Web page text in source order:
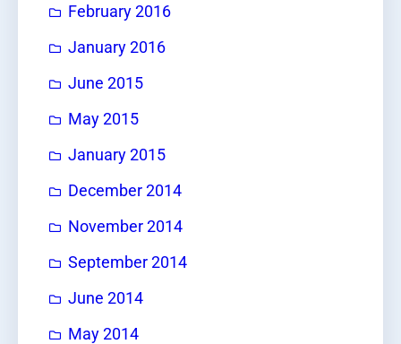
February 2016
January 2016
June 2015
May 2015
January 2015
December 2014
November 2014
September 2014
June 2014
May 2014